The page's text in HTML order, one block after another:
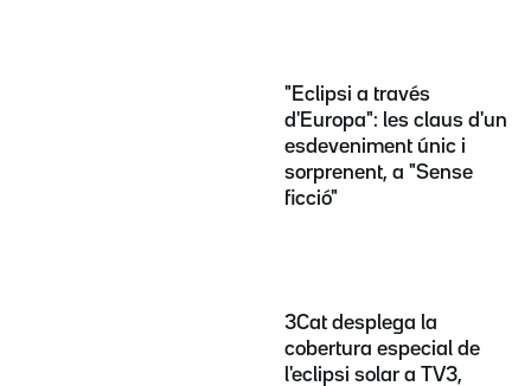
"Eclipsi a través
d'Europa": les claus d'un
esdeveniment únic i
sorprenent, a "Sense
ficció"
3Cat desplega la
cobertura especial de
l'eclipsi solar a TV3,